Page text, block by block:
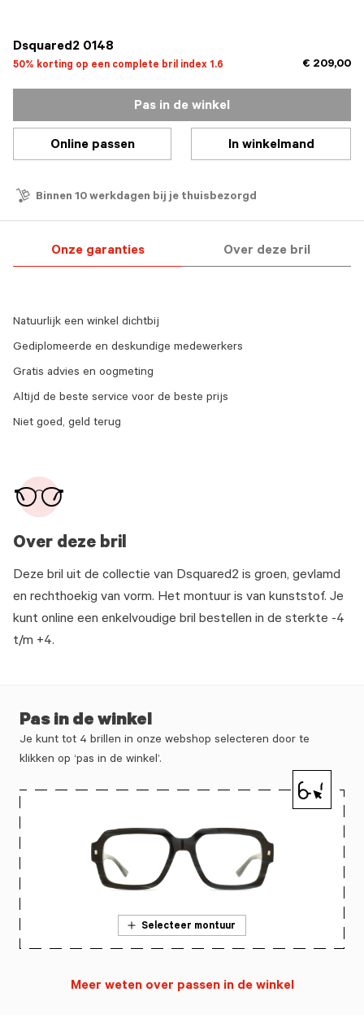
Dsquared2 0148
50% korting op een complete bril index 1.6 € 209,00
Pas in de winkel
Online passen In winkelmand
Binnen 10 werkdagen bij je thuisbezorgd
Onze garanties Over deze bril
Over deze bril
Deze bril uit de collectie van Dsquared2 is groen, gevlamd
en rechthoekig van vorm. Het montuur is van kunststof. Je
kunt online een enkelvoudige bril bestellen in de sterkte -4
t/m +4.
Natuurlijk een winkel dichtbij
Gediplomeerde en deskundige medewerkers
Gratis advies en oogmeting
Altijd de beste service voor de beste prijs
Niet goed, geld terug
Pas in de winkel
Je kunt tot 4 brillen in onze webshop selecteren door te
klikken op ‘pas in de winkel’.
Selecteer montuur
Meer weten over passen in de winkel